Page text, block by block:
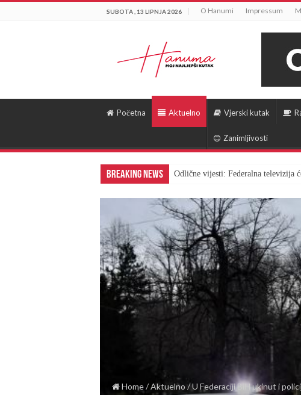
SUBOTA , 13 LIPNJA 2026 O Hanumi Impressum
Početna Aktuelno Vjerski kutak
Zanimljivosti
Breaking News Odlične vijesti: Federalna televizija
Home/Aktuelno /U Federaciji BiH ukinut i